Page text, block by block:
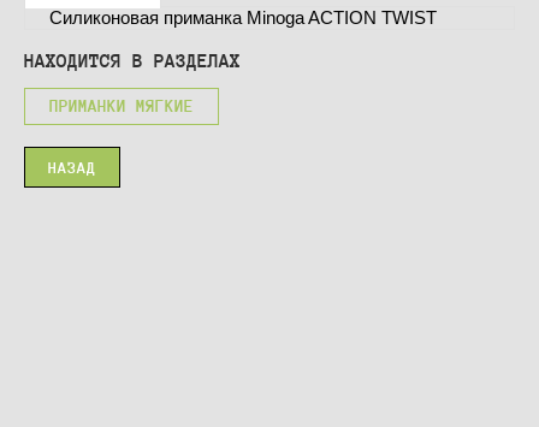
Силиконовая приманка Minoga AСTION TWIST
НАХОДИТСЯ В РАЗДЕЛАХ
ПРИМАНКИ МЯГКИЕ
НАЗАД